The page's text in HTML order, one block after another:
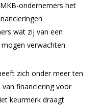
ondernemers het
wat zij van een
verwachten.
zich onder meer ten
financiering voor
keurmerk draagt